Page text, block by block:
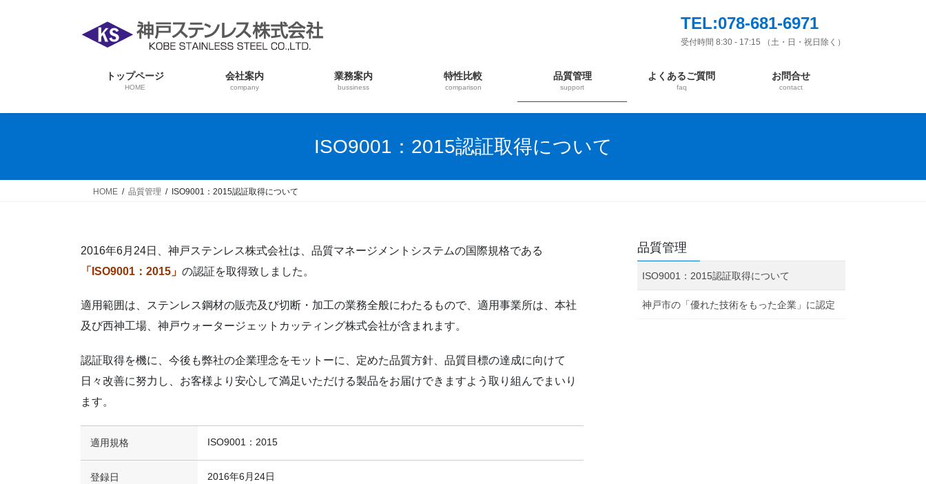
TEL:078-681-6971
受付時間 8:30 - 17:15 （土・日・祝日除く）
トップページ
HOME
会社案内
company
業務案内
bussiness
特性比較
comparison
品質管理
support
よくあるご質問
faq
お問合せ
contact
ISO9001：2015認証取得について
HOME 品質管理 ISO9001：2015認証取得について
2016年6月24日、神戸ステンレス株式会社は、品質マネージメントシステムの国際規格である
「ISO9001：2015」 の認証を取得致しました。
適用範囲は、ステンレス鋼材の販売及び切断・加工の業務全般にわたるもので、適用事業所は、本社
及び西神工場、神戸ウォータージェットカッティング株式会社が含まれます。
認証取得を機に、今後も弊社の企業理念をモットーに、定めた品質方針、品質目標の達成に向けて
日々改善に努力し、お客様より安心して満足いただける製品をお届けできますよう取り組んでまいり
ます。
適用規格 ISO9001：2015
登録日 2016年6月24日
品質管理
ISO9001：2015認証取得について
神戸市の「優れた技術をもった企業」に認定